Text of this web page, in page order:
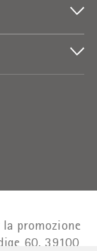
promozione
60, 39100